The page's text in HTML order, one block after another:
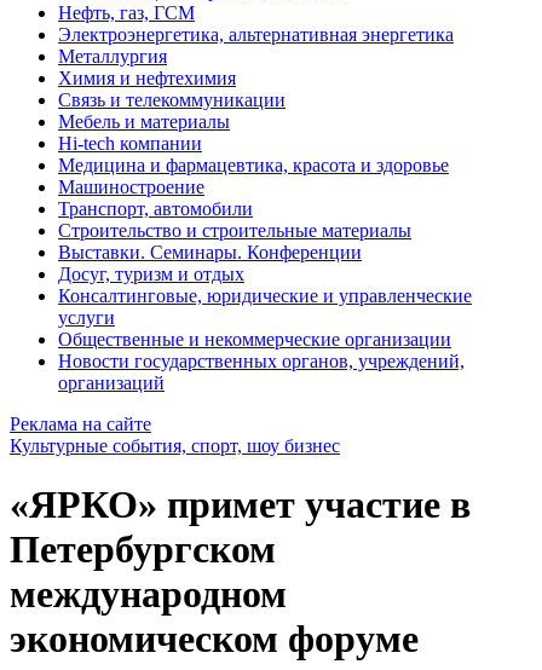
Нефть, газ, ГСМ
Электроэнергетика, альтернативная энергетика
Металлургия
Химия и нефтехимия
Связь и телекоммуникации
Мебель и материалы
Hi-tech компании
Медицина и фармацевтика, красота и здоровье
Машиностроение
Транспорт, автомобили
Строительство и строительные материалы
Выставки. Семинары. Конференции
Досуг, туризм и отдых
Консалтинговые, юридические и управленческие
услуги
Общественные и некоммерческие организации
Новости государственных органов, учреждений,
организаций
Реклама на сайте
Культурные события, спорт, шоу бизнес
«ЯРКО» примет участие в
Петербургском
международном
экономическом форуме